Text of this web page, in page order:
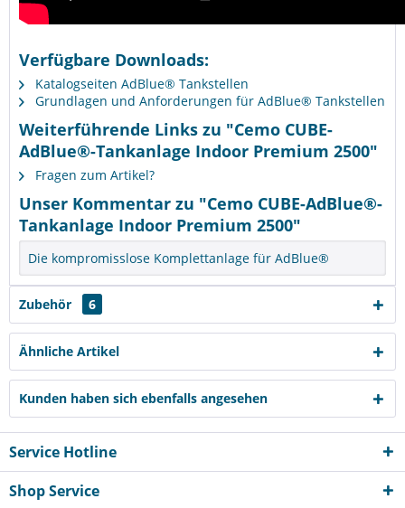
Verfügbare Downloads:
Katalogseiten AdBlue® Tankstellen
Grundlagen und Anforderungen für AdBlue® Tankstellen
Weiterführende Links zu "Cemo CUBE-
AdBlue®-Tankanlage Indoor Premium 2500"
Fragen zum Artikel?
Unser Kommentar zu "Cemo CUBE-AdBlue®-
Tankanlage Indoor Premium 2500"
Die kompromisslose Komplettanlage für AdBlue®
Zubehör 6
Ähnliche Artikel
Kunden haben sich ebenfalls angesehen
Service Hotline
Shop Service